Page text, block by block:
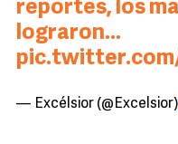
reportes, los
lograron…
— Excélsior (@Excelsior)